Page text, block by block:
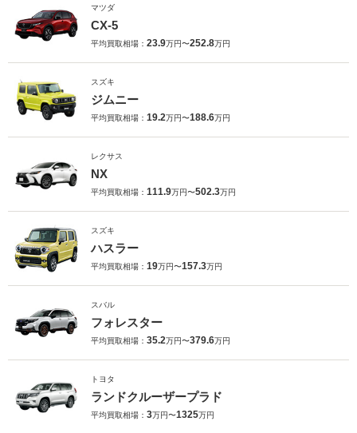
マツダ
CX-5
平均買取相場： 23.9万円〜252.8万円
スズキ
ジムニー
平均買取相場： 19.2万円〜188.6万円
レクサス
NX
平均買取相場： 111.9万円〜502.3万円
スズキ
ハスラー
平均買取相場： 19万円〜157.3万円
スバル
フォレスター
平均買取相場： 35.2万円〜379.6万円
トヨタ
ランドクルーザープラド
平均買取相場： 3万円〜1325万円